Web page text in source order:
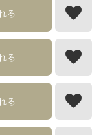
る
る
る